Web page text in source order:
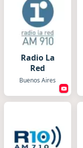
Radio La
Red
Buenos Aires